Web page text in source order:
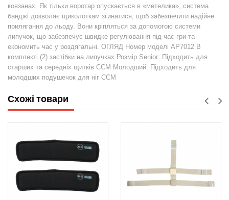
ковзанах. Як тільки воротар опускається в «метелика», система
банджі дозволяє щиколоткам згинатися, щоб забезпечити надійне
прилягання до льоду. Вони кріпляться за допомогою системи
липучок, що забезпечує швидке регулювання під час гри та
економить час у роздягальні. ОГЛЯД Номер моделі AP7012 В
комплекті (2) застібки на липучках Розмір Senior: Підходить для
старших та середніх щитків CCM Молодший: Підходить для
молодших подушечок для ніг CCM
Схожі товари